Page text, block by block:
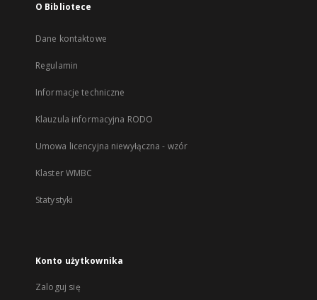
O Bibliotece
Dane kontaktowe
Regulamin
Informacje techniczne
Klauzula informacyjna RODO
Umowa licencyjna niewyłączna - wzór
Klaster WMBC
Statystyki
Konto użytkownika
Zaloguj się